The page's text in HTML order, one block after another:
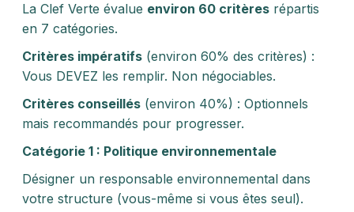
La Clef Verte évalue environ 60 critères répartis
en 7 catégories.
Critères impératifs (environ 60% des critères) :
Vous DEVEZ les remplir. Non négociables.
Critères conseillés (environ 40%) : Optionnels
mais recommandés pour progresser.
Catégorie 1 : Politique environnementale
Désigner un responsable environnemental dans
votre structure (vous-même si vous êtes seul).